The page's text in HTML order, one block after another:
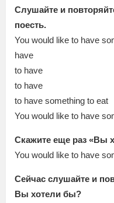
Слушайте и
поесть.
You would like to have
have
to have
to have
to have something to eat
You would like to have
Скажите еще раз «Вы
You would like to have
Сейчас слушайте и
Вы хотели бы?